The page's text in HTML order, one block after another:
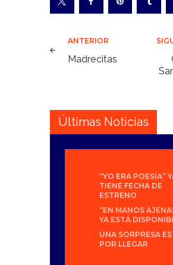
Noticias
Contacto
Navegación
de
ANTERIOR
Madrecitas
Últimas Noticias
“YO ERA POESÍA”
TIENE FECHA DE
ESTRENO
“EN MANOS
YA ESTÁ
UNA SORPRESA
POR LLEGAR